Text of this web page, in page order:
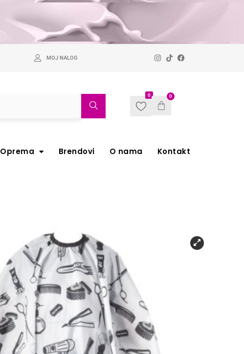
MOJ NALOG
0 0
Oprema Brendovi O nama Kontakt